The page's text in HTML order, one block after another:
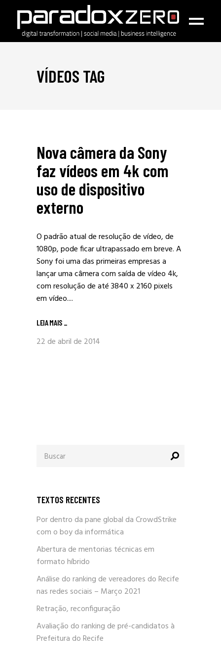
VÍDEOS TAG
Nova câmera da Sony
faz vídeos em 4k com
uso de dispositivo
externo
O padrão atual de resolução de vídeo, de
1080p, pode ficar ultrapassado em breve. A
Sony foi uma das primeiras empresas a
lançar uma câmera com saída de vídeo 4k,
com resolução de até 3840 x 2160 pixels
em vídeo....
LEIA MAIS _
22 de abril de 2014
por:
TEXTOS RECENTES
Por dentro da pane global da CrowdStrike
com o boy da informática
Abertura de mentorias técnicas em
formato híbrido
Análise do ranking de vereadores do Recife
nas redes sociais – Março 2021
Retração, reconfiguração
Avaliação do ranking de pré-candidatos à
Prefeitura do Recife